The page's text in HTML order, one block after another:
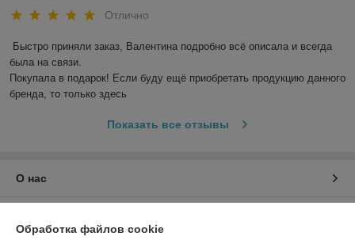
Отлично
Быстро приняли заказ, Валентина подробно всё описала и всегда
была на связи.
Покупала в подарок! Если буду ещё приобретать продукцию данного
бренда, то только здесь
Показать все отзывы
О нас
Обработка файлов cookie